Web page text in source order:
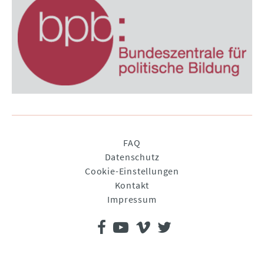
FAQ
Datenschutz
Cookie-Einstellungen
Kontakt
Impressum